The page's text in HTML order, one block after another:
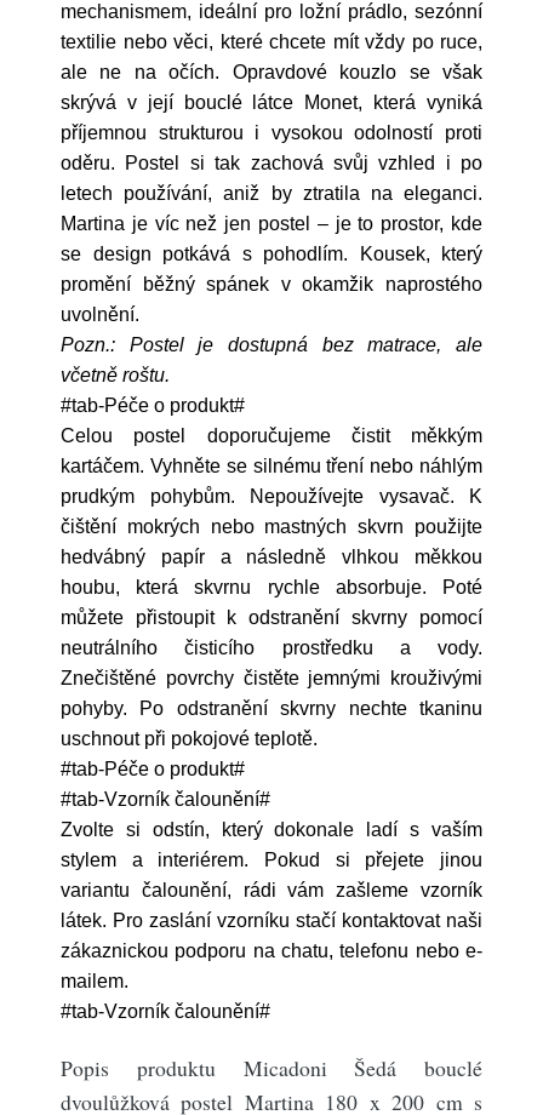
mechanismem, ideální pro ložní prádlo, sezónní
textilie nebo věci, které chcete mít vždy po ruce,
ale ne na očích. Opravdové kouzlo se však
skrývá v její bouclé látce Monet, která vyniká
příjemnou strukturou i vysokou odolností proti
oděru. Postel si tak zachová svůj vzhled i po
letech používání, aniž by ztratila na eleganci.
Martina je víc než jen postel – je to prostor, kde
se design potkává s pohodlím. Kousek, který
promění běžný spánek v okamžik naprostého
uvolnění.
Pozn.: Postel je dostupná bez matrace, ale
včetně roštu.
#tab-Péče o produkt#
Celou postel doporučujeme čistit měkkým
kartáčem. Vyhněte se silnému tření nebo náhlým
prudkým pohybům. Nepoužívejte vysavač. K
čištění mokrých nebo mastných skvrn použijte
hedvábný papír a následně vlhkou měkkou
houbu, která skvrnu rychle absorbuje. Poté
můžete přistoupit k odstranění skvrny pomocí
neutrálního čisticího prostředku a vody.
Znečištěné povrchy čistěte jemnými krouživými
pohyby. Po odstranění skvrny nechte tkaninu
uschnout při pokojové teplotě.
#tab-Péče o produkt#
#tab-Vzorník čalounění#
Zvolte si odstín, který dokonale ladí s vaším
stylem a interiérem. Pokud si přejete jinou
variantu čalounění, rádi vám zašleme vzorník
látek. Pro zaslání vzorníku stačí kontaktovat naši
zákaznickou podporu na chatu, telefonu nebo e-
mailem.
#tab-Vzorník čalounění#
Popis produktu Micadoni Šedá bouclé
dvoulůžková postel Martina 180 x 200 cm s